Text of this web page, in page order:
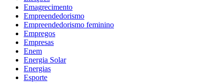
Emagrecimento
Empreendedorismo
Empreendedorismo feminino
Empregos
Empresas
Enem
Energia Solar
Energias
Esporte